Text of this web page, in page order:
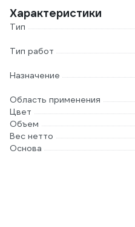
Характеристики
Тип
Тип работ
Назначение
Область применения
Цвет
Объем
Вес нетто
Основа